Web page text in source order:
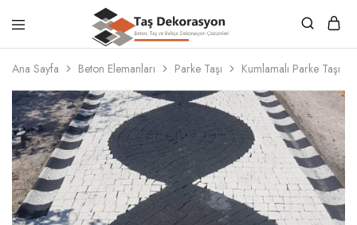
Taş
Dekorasyon
Beton,
Taş
Bahçe
Dekorasyon
Çözümleri
Ana Sayfa Beton Elemanları Parke Taşı Kumlamalı Parke Taşı